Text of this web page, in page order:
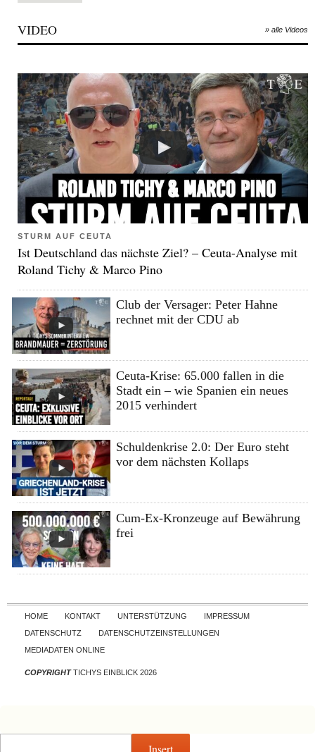
VIDEO » alle Videos
STURM AUF CEUTA
Ist Deutschland das nächste Ziel? – Ceuta-Analyse mit
Roland Tichy & Marco Pino
Club der Versager: Peter Hahne
rechnet mit der CDU ab
Ceuta-Krise: 65.000 fallen in die
Stadt ein – wie Spanien ein neues
2015 verhindert
Schuldenkrise 2.0: Der Euro steht
vor dem nächsten Kollaps
Cum-Ex-Kronzeuge auf Bewährung
frei
Skip to content
HOME KONTAKT UNTERSTÜTZUNG
IMPRESSUM
DATENSCHUTZ
DATENSCHUTZEINSTELLUNGEN
MEDIADATEN ONLINE
COPYRIGHTTICHYS EINBLICK 2026